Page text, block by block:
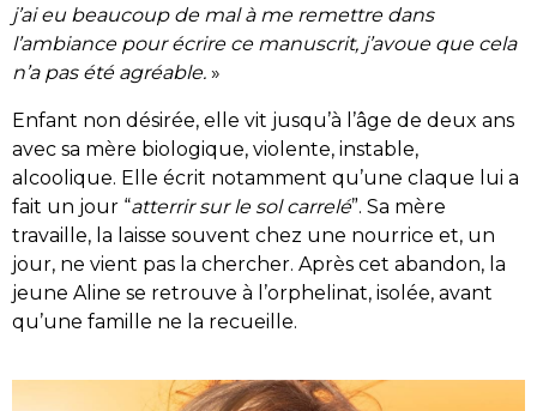
j’ai eu beaucoup de mal à me remettre dans
l’ambiance pour écrire ce manuscrit, j’avoue que cela
n’a pas été agréable. »
Enfant non désirée, elle vit jusqu’à l’âge de deux ans
avec sa mère biologique, violente, instable,
alcoolique. Elle écrit notamment qu’une claque lui a
fait un jour “atterrir sur le sol carrelé”. Sa mère
travaille, la laisse souvent chez une nourrice et, un
jour, ne vient pas la chercher. Après cet abandon, la
jeune Aline se retrouve à l’orphelinat, isolée, avant
qu’une famille ne la recueille.